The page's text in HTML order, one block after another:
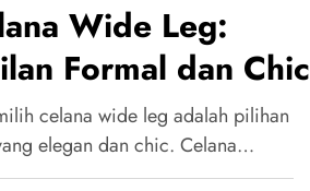
Wide Leg:
Formal dan Chic
celana wide leg adalah pilihan
elegan dan chic. Celana…